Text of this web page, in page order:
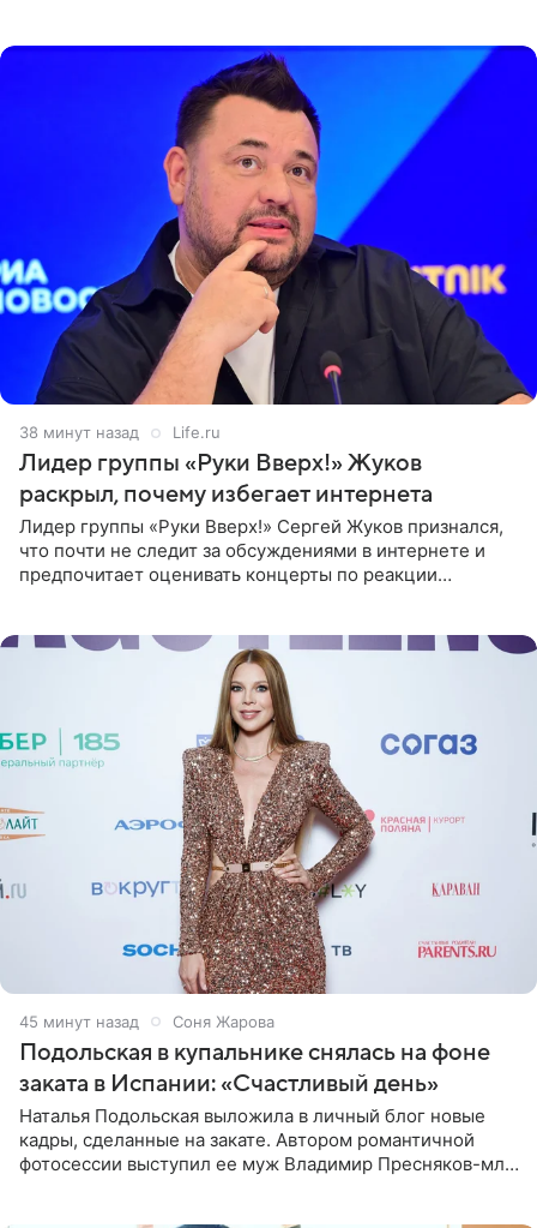
38 минут назад Life.ru
Лидер группы «Руки Вверх!» Жуков
раскрыл, почему избегает интернета
Лидер группы «Руки Вверх!» Сергей Жуков признался,
что почти не следит за обсуждениями в интернете и
предпочитает оценивать концерты по реакции
45 минут назад Соня Жарова
Подольская в купальнике снялась на фоне
заката в Испании: «Счастливый день»
Наталья Подольская выложила в личный блог новые
кадры, сделанные на закате. Автором романтичной
фотосессии выступил ее муж Владимир Пресняков-мл.